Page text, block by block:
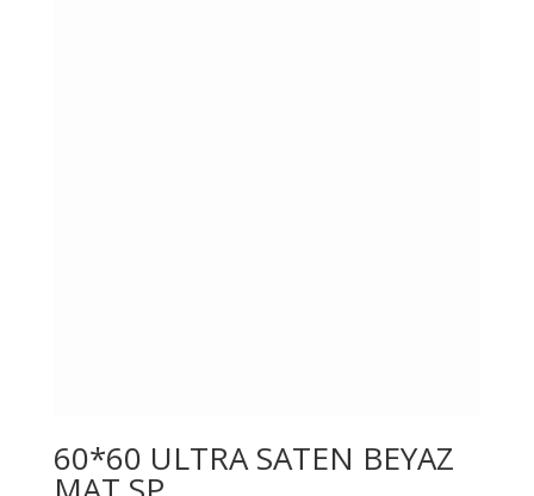
60*60 ULTRA SATEN BEYAZ